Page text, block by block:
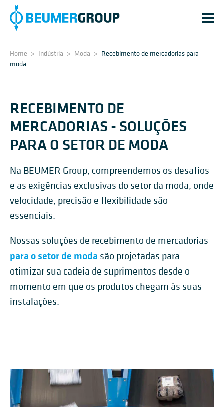
Home > Indústria > Moda > Recebimento de mercadorias para
moda
RECEBIMENTO DE
MERCADORIAS - SOLUÇÕES
PARA O SETOR DE MODA
Na BEUMER Group, compreendemos os desafios
e as exigências exclusivas do setor da moda, onde
velocidade, precisão e flexibilidade são
essenciais.
Nossas soluções de recebimento de mercadorias
para o setor de moda são projetadas para
otimizar sua cadeia de suprimentos desde o
momento em que os produtos chegam às suas
instalações.